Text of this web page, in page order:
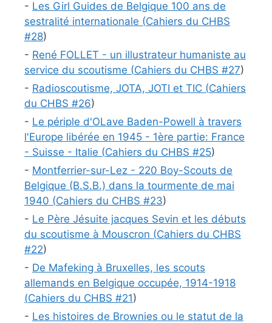
- Les Girl Guides de Belgique 100 ans de
sestralité internationale (Cahiers du CHBS
#28)
- René FOLLET - un illustrateur humaniste au
service du scoutisme (Cahiers du CHBS #27)
- Radioscoutisme, JOTA, JOTI et TIC (Cahiers
du CHBS #26)
- Le périple d'OLave Baden-Powell à travers
l'Europe libérée en 1945 - 1ère partie: France
- Suisse - Italie (Cahiers du CHBS #25)
- Montferrier-sur-Lez - 220 Boy-Scouts de
Belgique (B.S.B.) dans la tourmente de mai
1940 (Cahiers du CHBS #23)
- Le Père Jésuite jacques Sevin et les débuts
du scoutisme à Mouscron (Cahiers du CHBS
#22)
- De Mafeking à Bruxelles, les scouts
allemands en Belgique occupée, 1914-1918
(Cahiers du CHBS #21)
- Les histoires de Brownies ou le statut de la